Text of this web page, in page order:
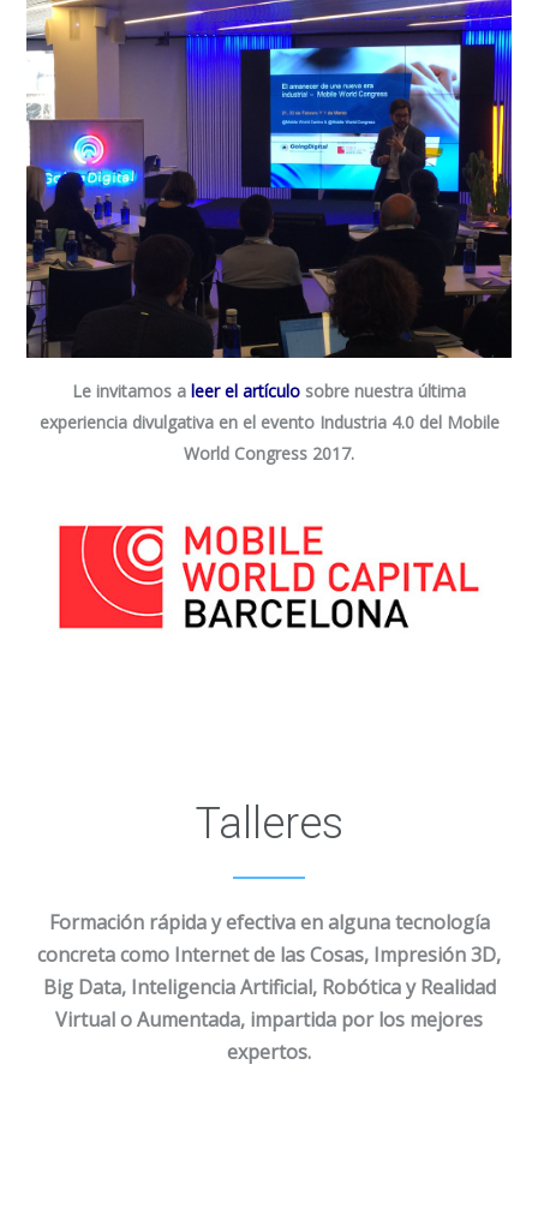
Le invitamos a leer el artículo sobre nuestra última
experiencia divulgativa en el evento Industria 4.0 del Mobile
World Congress 2017.
Talleres
Formación rápida y efectiva en alguna tecnología
concreta como Internet de las Cosas, Impresión 3D,
Big Data, Inteligencia Artificial, Robótica y Realidad
Virtual o Aumentada, impartida por los mejores
expertos.